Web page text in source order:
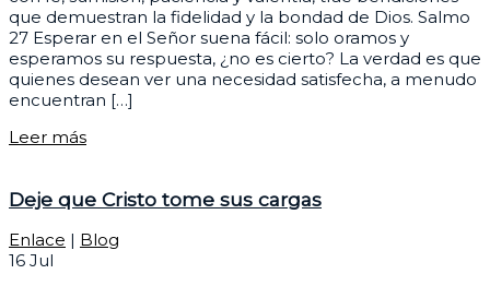
que demuestran la fidelidad y la bondad de Dios. Salmo
27 Esperar en el Señor suena fácil: solo oramos y
esperamos su respuesta, ¿no es cierto? La verdad es que
quienes desean ver una necesidad satisfecha, a menudo
encuentran […]
Leer más
Deje que Cristo tome sus cargas
Enlace | Blog
16 Jul